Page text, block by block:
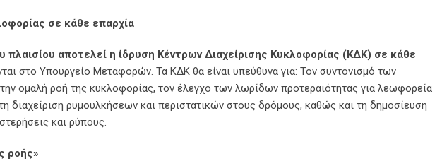
σε κάθε επαρχία
πλαισίου αποτελεί η ίδρυση Κέντρων Διαχείρισης Κυκλοφορίας (ΚΔΚ) σε κάθε
στο Υπουργείο Μεταφορών. Τα ΚΔΚ θα είναι υπεύθυνα για: Τον συντονισμό των
ομαλή ροή της κυκλοφορίας, τον έλεγχο των λωρίδων προτεραιότητας για λεωφορεία
διαχείριση ρυμουλκήσεων και περιστατικών στους δρόμους, καθώς και τη δημοσίευση
και ρύπους.
ροής»